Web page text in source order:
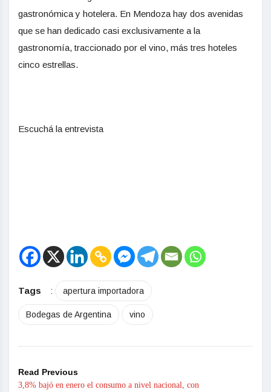
gastronómica y hotelera. En Mendoza hay dos avenidas
que se han dedicado casi exclusivamente a la
gastronomía, traccionado por el vino, más tres hoteles
cinco estrellas.
Escuchá la entrevista
Tags : apertura importadora
Bodegas de Argentina vino
Read Previous
3,8% bajó en enero el consumo a nivel nacional, con